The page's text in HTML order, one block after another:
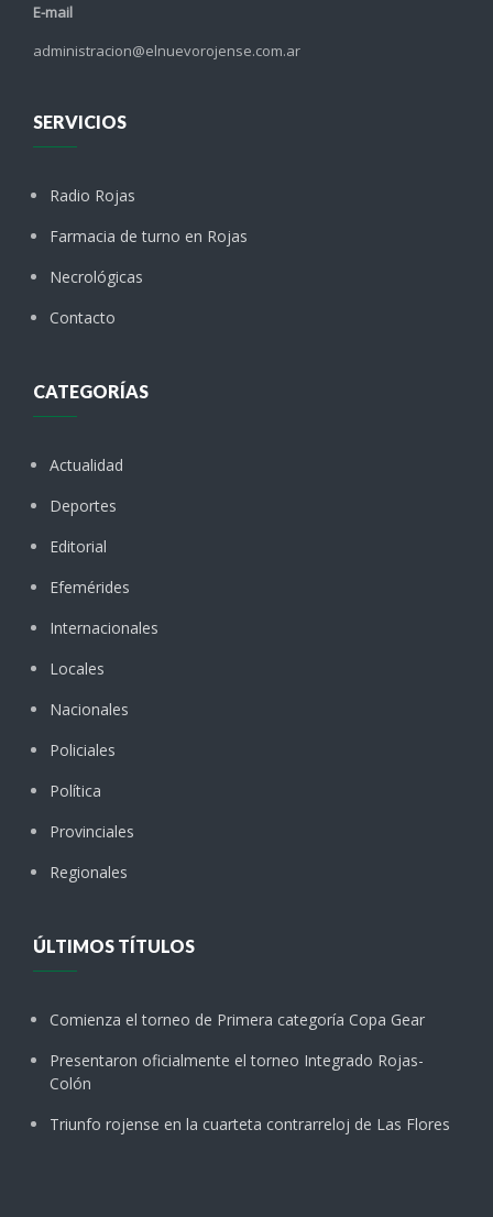
E-mail
administracion@elnuevorojense.com.ar
SERVICIOS
Radio Rojas
Farmacia de turno en Rojas
Necrológicas
Contacto
CATEGORÍAS
Actualidad
Deportes
Editorial
Efemérides
Internacionales
Locales
Nacionales
Policiales
Política
Provinciales
Regionales
ÚLTIMOS TÍTULOS
Comienza el torneo de Primera categoría Copa Gear
Presentaron oficialmente el torneo Integrado Rojas-
Colón
Triunfo rojense en la cuarteta contrarreloj de Las Flores